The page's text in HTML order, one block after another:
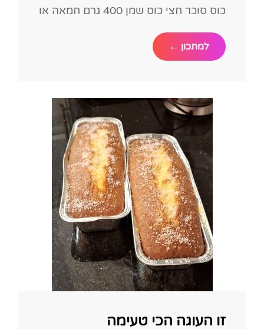
כוס סוכר חצי כוס שמן 400 גרם חמאה או
למתכון ← מתכון
לאוזני
ביצים
רב
תכליתי
לכל
עוגייה
זו העוגה הכי טעימה